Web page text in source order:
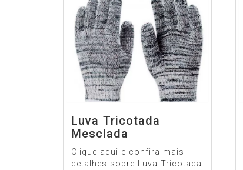
Luva Tricotada
Mesclada
Clique aqui e confira mais
detalhes sobre Luva Tricotada